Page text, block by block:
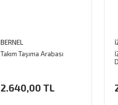
BERNEL
Takım Taşıma Arabası
2.640,00 TL